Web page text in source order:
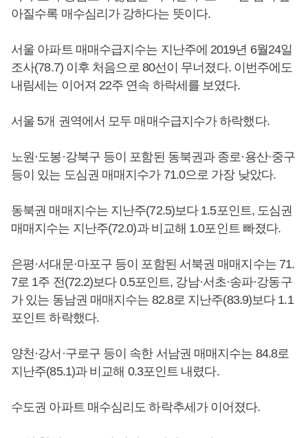
아질수록 매수심리가 강하다는 뜻이다.
서울 아파트 매매수급지수는 지난주에 2019년 6월24일
조사(78.7) 이후 처음으로 80선이 무너졌다. 이번주에도
내림세는 이어져 22주 연속 하락세를 보였다.
서울 5개 권역에서 모두 매매수급지수가 하락했다.
노원·도봉·강북구 등이 포함된 동북권과 종로·용산·중구
등이 있는 도심권 매매지수가 71.0으로 가장 낮았다.
동북권 매매지수는 지난주(72.5)보다 1.5포인트, 도심권
매매지수는 지난주(72.0)과 비교해 1.0포인트 빠졌다.
은평·서대문·마포구 등이 포함된 서북권 매매지수는 71.
7로 1주 전(72.2)보다 0.5포인트, 강남·서초·송파·강동구
가 있는 동남권 매매지수는 82.8로 지난주(83.9)보다 1.1
포인트 하락했다.
양천·강서·구로구 등이 속한 서남권 매매지수는 84.8로
지난주(85.1)과 비교해 0.3포인트 내렸다.
수도권 아파트 매수심리도 하락추세가 이어졌다.